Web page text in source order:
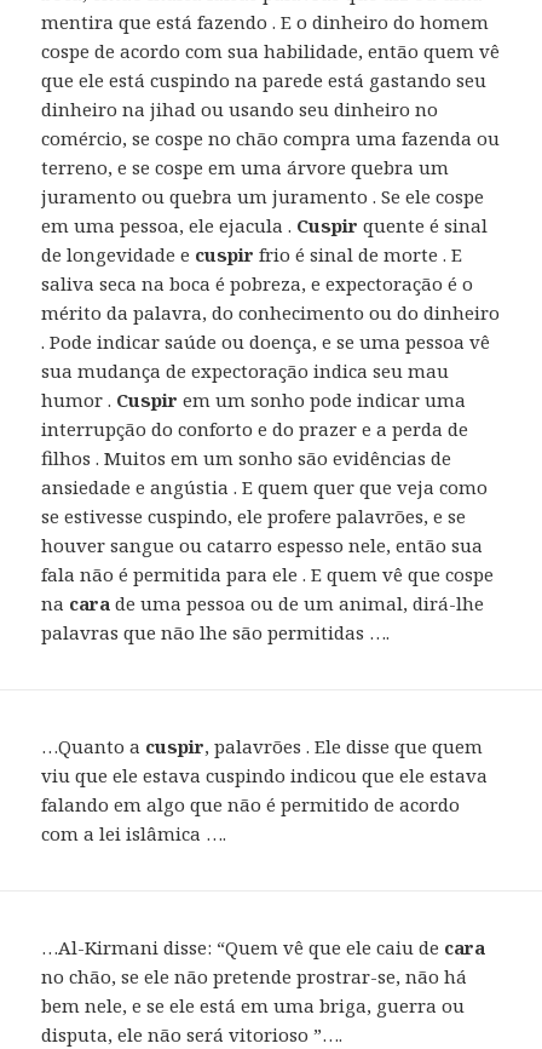
mentira que está fazendo . E o dinheiro do homem
cospe de acordo com sua habilidade, então quem vê
que ele está cuspindo na parede está gastando seu
dinheiro na jihad ou usando seu dinheiro no
comércio, se cospe no chão compra uma fazenda ou
terreno, e se cospe em uma árvore quebra um
juramento ou quebra um juramento . Se ele cospe
em uma pessoa, ele ejacula . Cuspir quente é sinal
de longevidade e cuspir frio é sinal de morte . E
saliva seca na boca é pobreza, e expectoração é o
mérito da palavra, do conhecimento ou do dinheiro
. Pode indicar saúde ou doença, e se uma pessoa vê
sua mudança de expectoração indica seu mau
humor . Cuspir em um sonho pode indicar uma
interrupção do conforto e do prazer e a perda de
filhos . Muitos em um sonho são evidências de
ansiedade e angústia . E quem quer que veja como
se estivesse cuspindo, ele profere palavrões, e se
houver sangue ou catarro espesso nele, então sua
fala não é permitida para ele . E quem vê que cospe
na cara de uma pessoa ou de um animal, dirá-lhe
palavras que não lhe são permitidas ….
…Quanto a cuspir, palavrões . Ele disse que quem
viu que ele estava cuspindo indicou que ele estava
falando em algo que não é permitido de acordo
com a lei islâmica ….
…Al-Kirmani disse: “Quem vê que ele caiu de cara
no chão, se ele não pretende prostrar-se, não há
bem nele, e se ele está em uma briga, guerra ou
disputa, ele não será vitorioso ”….